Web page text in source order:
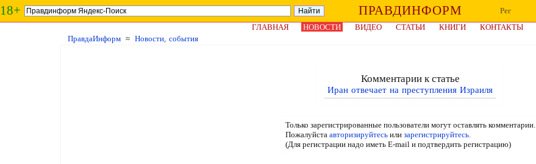
18+ ПРАВДИНФОРМ
Рег
ГЛАВНАЯ
НОВОСТИ ВИДЕО СТАТЬИ КНИГИ КОНТАКТЫ
ПравдаИнформ ≈ Новости, события
Комментарии к статье
Иран отвечает на преступления Израиля
Только зарегистрированные пользователи могут оставлять комментарии.
Пожалуйста авторизируйтесьили зарегистрируйтесь.
(Для регистрации надо иметь E-mail и подтвердить регистрацию)